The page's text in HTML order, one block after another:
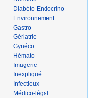
Diabéto-Endocrino
Environnement
Gastro
Gériatrie
Gynéco
Hémato
Imagerie
Inexpliqué
Infectieux
Médico-légal